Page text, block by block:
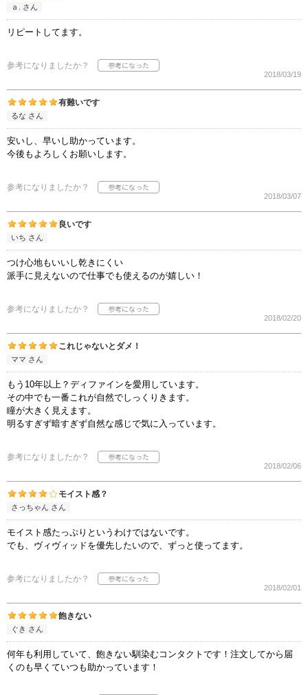
ａ. さん
リピートしてます。
参考になりましたか？
2018/03/19
有難いです
るな さん
安いし、早いし助かっています。
今後もよろしくお願いします。
参考になりましたか？
2018/03/07
良いです
いち さん
つけ心地もいいし乾きにくい
派手に見えないので仕事でも使えるのが嬉しい！
参考になりましたか？
2018/02/20
これじゃないとダメ！
ママ さん
もう10年以上？ディファインを愛用しています。
その中でも一番これが自然でしっくりきます。
瞳が大きく見えます。
明るすぎず暗すぎず自然な感じで気に入っています。
参考になりましたか？
2018/02/06
モイスト感？
さっちゃん さん
モイスト感たっぷりというわけではないです。
でも、ヴィヴィッドを優先したいので、ずっと使ってます。
参考になりましたか？
2018/02/01
飽きない
ぐき さん
何年も利用していて、飽きない馴染むコンタクトです！注文してから届
くのも早くていつも助かっています！